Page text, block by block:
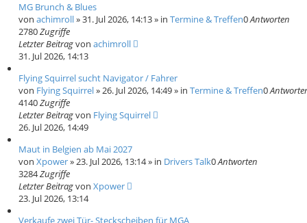
MG Brunch & Blues
von achimroll»31. Jul 2026, 14:13» in Termine & Treffen0Antworten
2780Zugriffe
Letzter Beitragvon achimroll
31. Jul 2026, 14:13
Flying Squirrel sucht Navigator / Fahrer
von Flying Squirrel»26. Jul 2026, 14:49» in Termine & Treffen0
4140Zugriffe
Letzter Beitragvon Flying Squirrel
26. Jul 2026, 14:49
Maut in Belgien ab Mai 2027
von Xpower»23. Jul 2026, 13:14» in Drivers Talk0Antworten
3284Zugriffe
Letzter Beitragvon Xpower
23. Jul 2026, 13:14
Verkaufe zwei Tür- Steckscheiben für MGA